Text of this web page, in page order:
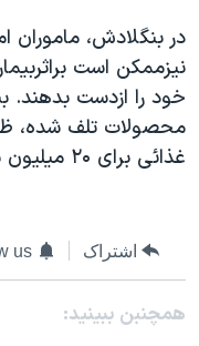
اسرائیل در جنگ
گالری عکس
آرشیو پخش زنده
ورزش زنان در ایران
اعتراضات زن، زندگی،
مجموعه مستندهای
تریبونال مردمی آبان ۹۸
اعتراضات مردمی آبان ۹۸
زبانهای مختلف
در بنگلادش، ماموران
نيزممکن است
خود را ازدست بدهند.
محصولات تلف شده،
غذائی برای ۲۰ ميليون نفر دارد.
اشتراک us
همچنبن ببینید: